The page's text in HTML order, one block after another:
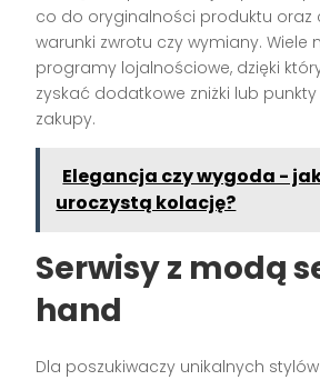
co do oryginalności produktu oraz
warunki zwrotu czy wymiany. Wiele
programy lojalnościowe, dzięki
zyskać dodatkowe zniżki lub punkty
zakupy.
Elegancja czy wygoda -
uroczystą kolację?
Serwisy z modą
hand
Dla poszukiwaczy unikalnych